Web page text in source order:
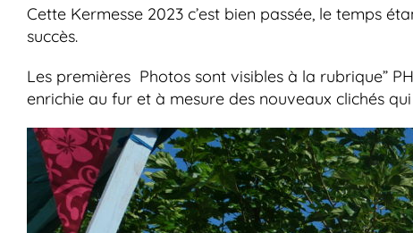
Cette Kermesse 2023 c’est bien passée, le temps
succès.
Les premières Photos sont visibles à la rubrique”
enrichie au fur et à mesure des nouveaux clichés